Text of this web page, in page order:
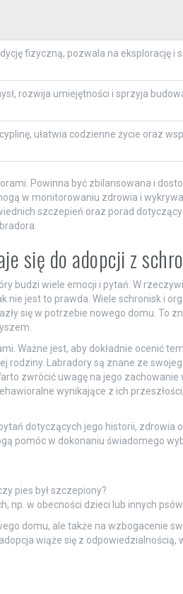
fizyczną, pozwala na eksplorację i
rozwija umiejętności i sprzyja
ułatwia codzienne życie oraz
Powinna być zbilansowana i
w monitorowaniu zdrowia i
szczepień oraz porad
się do adopcji z
budzi wiele emocji i pytań. W
nie jest to prawda. Wiele schronisk i
się w potrzebie nowego domu. To
Ważne jest, aby dokładnie ocenić
rodziny. Labradory są znane ze
zwrócić uwagę na jego zachowanie
wynikające z ich
dotyczących jego historii, zdrowia
pomóc w dokonaniu świadomego
pies był szczepiony?
np. w obecności dzieci lub innych
domu, ale także na wzbogacenie
wiąże się z odpowiedzialnością,